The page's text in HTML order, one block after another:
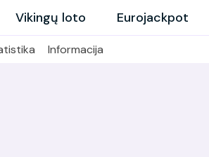
Vikingų loto Eurojackpot
Informacija